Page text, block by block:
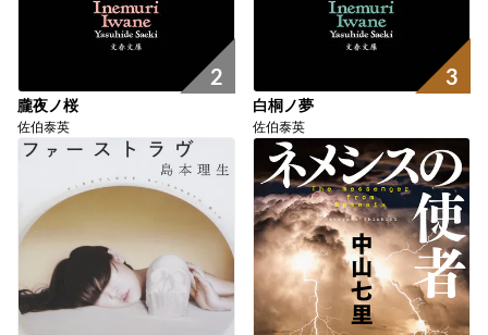
2
朧夜ノ桜
佐伯泰英
3
白桐ノ夢
佐伯泰英